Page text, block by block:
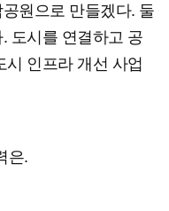
원으로 만들겠다. 둘
도시를 연결하고 공
시 인프라 개선 사업
은.